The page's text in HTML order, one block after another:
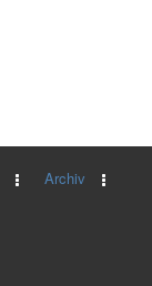
Archiv